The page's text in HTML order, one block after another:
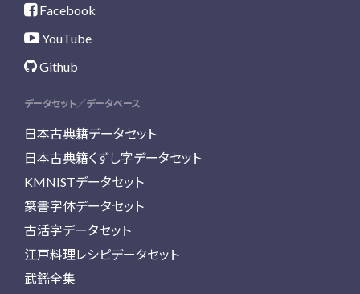
Facebook
YouTube
Github
データセット／データベース
日本古典籍データセット
日本古典籍くずし字データセット
KMNISTデータセット
篆書字体データセット
古活字データセット
江戸料理レシピデータセット
武鑑全集